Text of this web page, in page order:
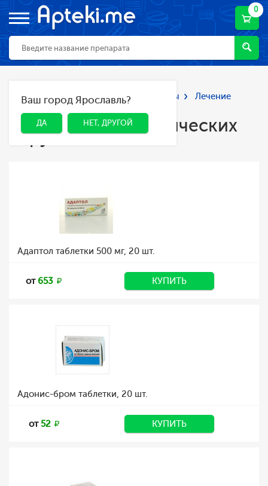
0
ДА НЕТ, ДРУГОЙ
Ваш город Ярославль?
ДА НЕТ, ДРУГОЙ
Главная Каталог Лекарства и БАДы
Лечение
неврологических нарушений
Лечение неврологических
нарушений
Адаптол таблетки 500 мг, 20 шт.
от653 КУПИТЬ
Адонис-бром таблетки, 20 шт.
от52 КУПИТЬ